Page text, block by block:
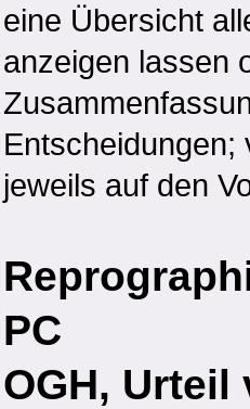
eine Übersicht
anzeigen lassen
Entscheidungen;
jeweils auf den
PC
OGH, Urteil